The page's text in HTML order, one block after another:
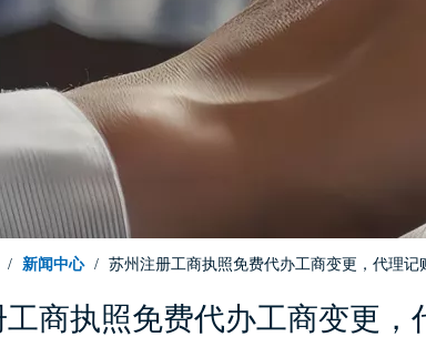
/ 新闻中心 / 苏州注册工商执照免费代办工商变更，代理记
商执照免费代办工商变更